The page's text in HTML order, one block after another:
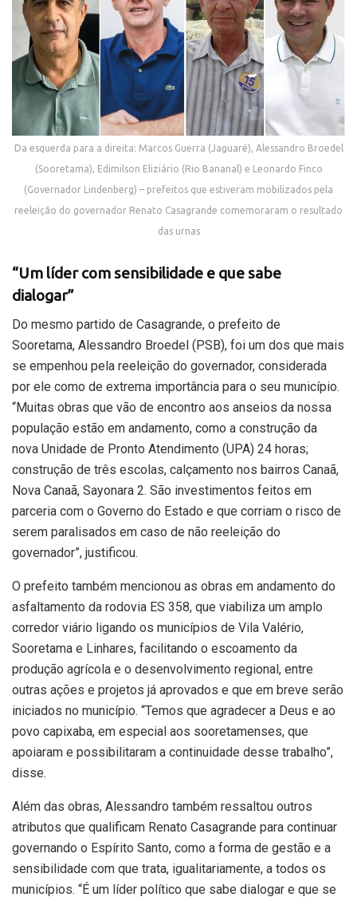
Da esquerda para a direita: Marcos Guerra (Jaguaré), Alessandro Broedel
(Sooretama), Edimilson Eliziário (Rio Bananal) e Leonardo Finco
(Governador Lindenberg) – prefeitos que estiveram mobilizados pela
reeleição do governador Renato Casagrande comemoraram o resultado
das urnas
“Um líder com sensibilidade e que sabe
dialogar”
Do mesmo partido de Casagrande, o prefeito de
Sooretama, Alessandro Broedel (PSB), foi um dos que mais
se empenhou pela reeleição do governador, considerada
por ele como de extrema importância para o seu município.
“Muitas obras que vão de encontro aos anseios da nossa
população estão em andamento, como a construção da
nova Unidade de Pronto Atendimento (UPA) 24 horas;
construção de três escolas, calçamento nos bairros Canaã,
Nova Canaã, Sayonara 2. São investimentos feitos em
parceria com o Governo do Estado e que corriam o risco de
serem paralisados em caso de não reeleição do
governador”, justificou.
O prefeito também mencionou as obras em andamento do
asfaltamento da rodovia ES 358, que viabiliza um amplo
corredor viário ligando os municípios de Vila Valério,
Sooretama e Linhares, facilitando o escoamento da
produção agrícola e o desenvolvimento regional, entre
outras ações e projetos já aprovados e que em breve serão
iniciados no município. “Temos que agradecer a Deus e ao
povo capixaba, em especial aos sooretamenses, que
apoiaram e possibilitaram a continuidade desse trabalho”,
disse.
Além das obras, Alessandro também ressaltou outros
atributos que qualificam Renato Casagrande para continuar
governando o Espírito Santo, como a forma de gestão e a
sensibilidade com que trata, igualitariamente, a todos os
municípios. “É um líder político que sabe dialogar e que se